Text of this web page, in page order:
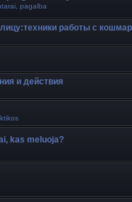
pagalba
работы с
и действия
kas meluoja?